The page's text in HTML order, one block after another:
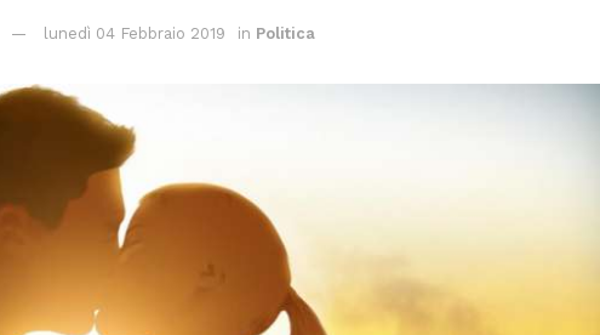
lunedì 04 Febbraio 2019 in Politica